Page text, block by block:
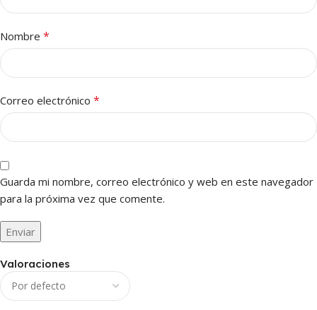
Valoraciones
Nombre *
Correo electrónico *
Guarda mi nombre, correo electrónico y web en este navegador
para la próxima vez que comente.